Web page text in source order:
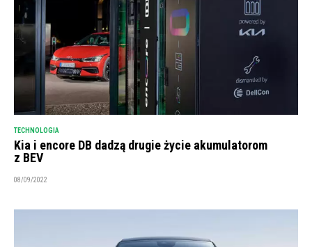
TECHNOLOGIA
Kia i encore DB dadzą drugie życie akumulatorom
z BEV
08/09/2022